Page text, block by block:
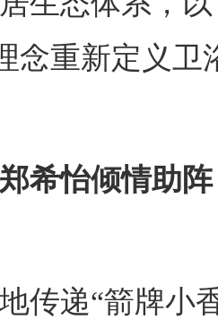
念重新定义卫
希怡倾情助
递“箭牌小